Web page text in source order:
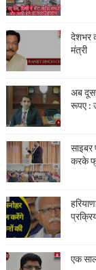
देशभर
मंत्री
अब
रूपए :
साइबर
करके
एक